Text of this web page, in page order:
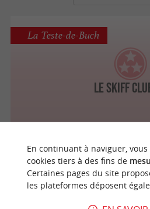
Le Skiff
La Teste-de-Buch
Le Patio
Arcachon 2.9 km
En continuant à naviguer,
cookies tiers à des fins de
Certaines pages du site
les plateformes déposent